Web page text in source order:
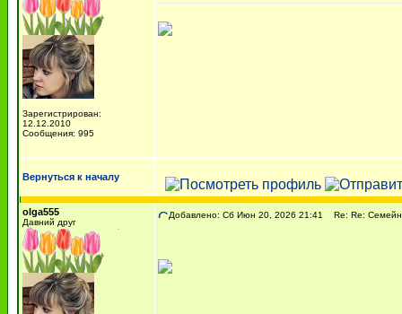
Зарегистрирован:
12.12.2010
Сообщения: 995
Вернуться к началу
olga555
Давний друг
Добавлено: Сб Июн 20, 2026 21:41 Re: Re: